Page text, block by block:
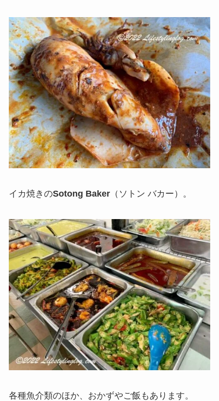
イカ焼きのSotong Baker（ソトン バカー）。
各種魚介類のほか、おかずやご飯もあります。